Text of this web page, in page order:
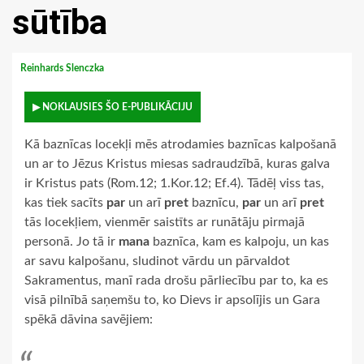
sūtība
Reinhards Slenczka
▶ NOKLAUSIES ŠO E-PUBLIKĀCIJU
Kā baznīcas locekļi mēs atrodamies baznīcas kalpošanā
un ar to Jēzus Kristus miesas sadraudzībā, kuras galva
ir Kristus pats (Rom.12; 1.Kor.12; Ef.4). Tādēļ viss tas,
kas tiek sacīts par un arī pret baznīcu, par un arī pret
tās locekļiem, vienmēr saistīts ar runātāju pirmajā
personā. Jo tā ir mana baznīca, kam es kalpoju, un kas
ar savu kalpošanu, sludinot vārdu un pārvaldot
Sakramentus, manī rada drošu pārliecību par to, ka es
visā pilnībā saņemšu to, ko Dievs ir apsolījis un Gara
spēkā dāvina savējiem: